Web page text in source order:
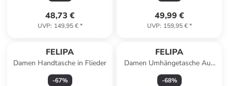
48,73 €
UVP: 149,95 €*
49,99 €
UVP: 159,95 €*
FELIPA
Damen Handtasche in Flieder
-67%
FELIPA
Damen Umhängetasche Aus
Leder in Dunkelrot
-68%